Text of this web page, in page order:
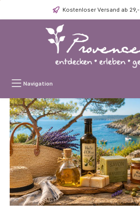
Kostenloser Versand ab 29,-
Navigation